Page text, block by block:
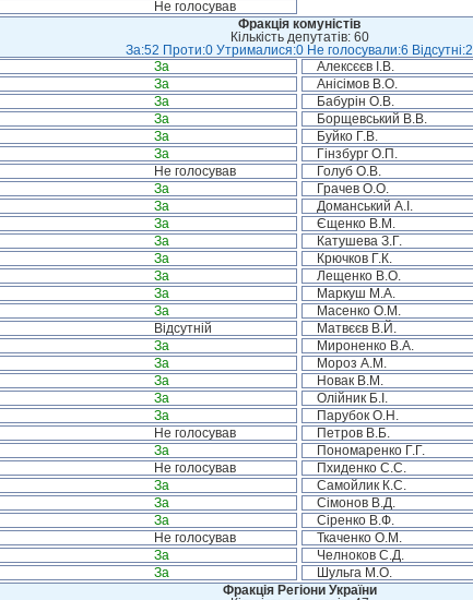
Не голосував
Фракція комуністів
Кількість депутатів: 60
За:52 Проти:0 Утрималися:0 Не голосували:6 Відсутні:2
За Алексєєв І.В.
За Анісімов В.О.
За Бабурін О.В.
За Борщевський В.В.
За Буйко Г.В.
За Гінзбург О.П.
Не голосував Голуб О.В.
За Грачев О.О.
За Доманський А.І.
За Єщенко В.М.
За Катушева З.Г.
За Крючков Г.К.
За Лещенко В.О.
За Маркуш М.А.
За Масенко О.М.
Відсутній Матвєєв В.Й.
За Мироненко В.А.
За Мороз А.М.
За Новак В.М.
За Олійник Б.І.
За Парубок О.Н.
Не голосував Петров В.Б.
За Пономаренко Г.Г.
Не голосував Пхиденко С.С.
За Самойлик К.С.
За Сімонов В.Д.
За Сіренко В.Ф.
Не голосував Ткаченко О.М.
За Челноков С.Д.
За Шульга М.О.
Фракція Регіони України